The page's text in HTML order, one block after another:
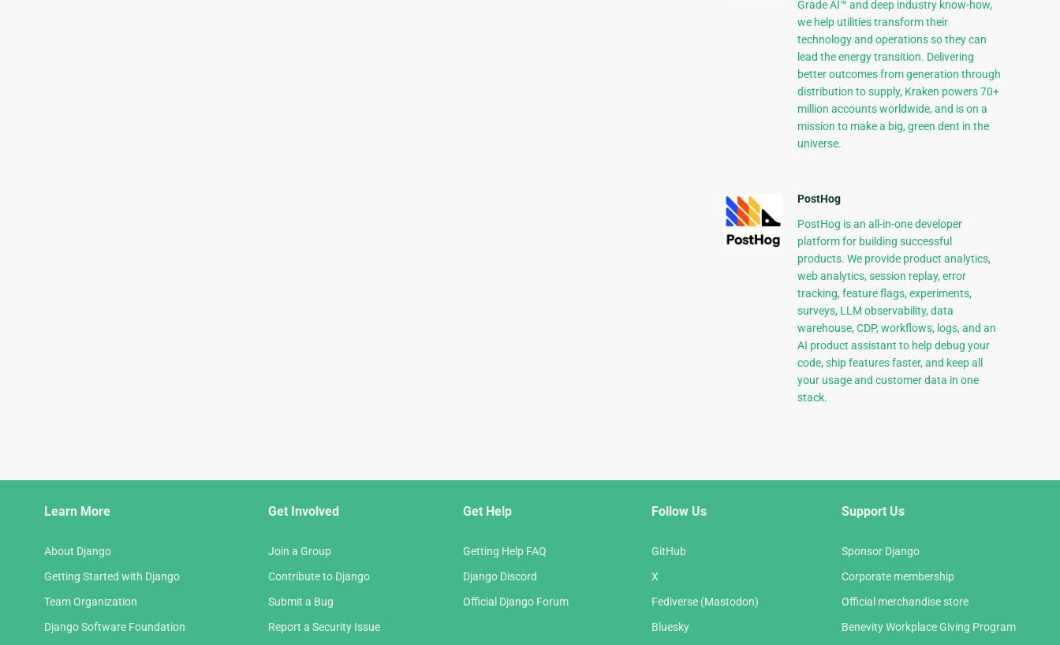
Grade AI™ and deep industry know-how,
we help utilities transform their
technology and operations so they can
lead the energy transition. Delivering
better outcomes from generation through
distribution to supply, Kraken powers 70+
million accounts worldwide, and is on a
mission to make a big, green dent in the
universe.
PostHog
PostHog is an all-in-one developer
platform for building successful
products. We provide product analytics,
web analytics, session replay, error
tracking, feature flags, experiments,
surveys, LLM observability, data
warehouse, CDP, workflows, logs, and an
AI product assistant to help debug your
code, ship features faster, and keep all
your usage and customer data in one
stack.
Learn More
About Django
Getting Started with Django
Team Organization
Django Software Foundation
Get Involved
Join a Group
Contribute to Django
Submit a Bug
Report a Security Issue
Get Help
Getting Help FAQ
Django Discord
Official Django Forum
Follow Us
GitHub
X
Fediverse (Mastodon)
Bluesky
Support Us
Sponsor Django
Corporate membership
Official merchandise store
Benevity Workplace Giving Program